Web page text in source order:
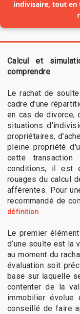
indivisaire, tout en
Calcul et
comprendre
Le rachat de
cadre d'une
en cas de divorce,
situations
propriétaires,
pleine propriété
cette
conditions, il est
rouages du calcul
afférentes. Pour
recommandé de
définition.
Le premier
d’une soulte est la
au moment du
évaluation soit
base sur laquelle
contenter de la
immobilier évolue
conseillé de faire